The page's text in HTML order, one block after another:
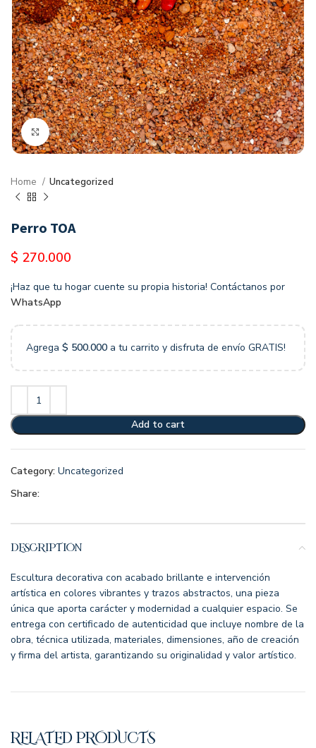
Clic para agrandar
Home Uncategorized
Perro TOA
$ 270.000
¡Haz que tu hogar cuente su propia historia! Contáctanos por
WhatsApp
Agrega $ 500.000 a tu carrito y disfruta de envío GRATIS!
Add to cart
Category: Uncategorized
Share:
DESCRIPTION
Escultura decorativa con acabado brillante e intervención
artística en colores vibrantes y trazos abstractos, una pieza
única que aporta carácter y modernidad a cualquier espacio. Se
entrega con certificado de autenticidad que incluye nombre de la
obra, técnica utilizada, materiales, dimensiones, año de creación
y firma del artista, garantizando su originalidad y valor artístico.
RELATED PRODUCTS